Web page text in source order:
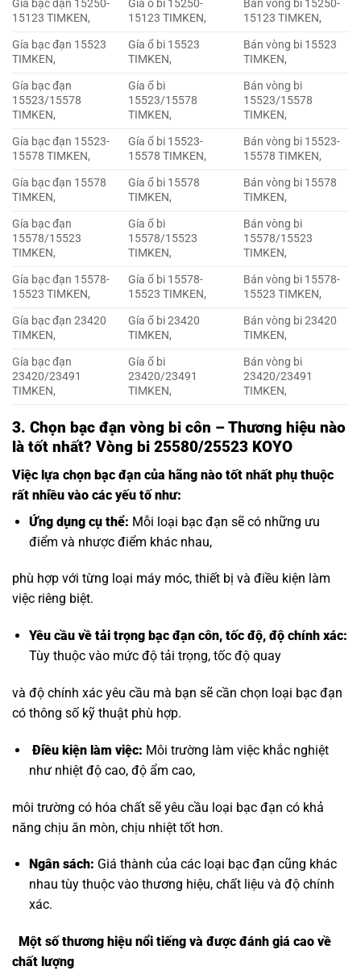
Gía bạc đạn 15250-
15123 TIMKEN,
Gía ổ bi 15250-
15123 TIMKEN,
Bán vòng bi 15250-
15123 TIMKEN,
Gía bạc đạn 15523
TIMKEN,
Gía ổ bi 15523
TIMKEN,
Bán vòng bi 15523
TIMKEN,
Gía bạc đạn
15523/15578
TIMKEN,
Gía ổ bi
15523/15578
TIMKEN,
Bán vòng bi
15523/15578
TIMKEN,
Gía bạc đạn 15523-
15578 TIMKEN,
Gía ổ bi 15523-
15578 TIMKEN,
Bán vòng bi 15523-
15578 TIMKEN,
Gía bạc đạn 15578
TIMKEN,
Gía ổ bi 15578
TIMKEN,
Bán vòng bi 15578
TIMKEN,
Gía bạc đạn
15578/15523
TIMKEN,
Gía ổ bi
15578/15523
TIMKEN,
Bán vòng bi
15578/15523
TIMKEN,
Gía bạc đạn 15578-
15523 TIMKEN,
Gía ổ bi 15578-
15523 TIMKEN,
Bán vòng bi 15578-
15523 TIMKEN,
Gía bạc đạn 23420
TIMKEN,
Gía ổ bi 23420
TIMKEN,
Bán vòng bi 23420
TIMKEN,
Gía bạc đạn
23420/23491
TIMKEN,
Gía ổ bi
23420/23491
TIMKEN,
Bán vòng bi
23420/23491
TIMKEN,
3. Chọn bạc đạn vòng bi côn – Thương hiệu nào
là tốt nhất? Vòng bi 25580/25523 KOYO
Việc lựa chọn bạc đạn của hãng nào tốt nhất phụ thuộc
rất nhiều vào các yếu tố như:
Ứng dụng cụ thể: Mỗi loại bạc đạn sẽ có những ưu
điểm và nhược điểm khác nhau,
phù hợp với từng loại máy móc, thiết bị và điều kiện làm
việc riêng biệt.
Yêu cầu vềtải trọng bạc đạn côn, tốc độ, độ chính xác:
Tùy thuộc vào mức độ tải trọng, tốc độ quay
và độ chính xác yêu cầu mà bạn sẽ cần chọn loại bạc đạn
có thông số kỹ thuật phù hợp.
Điều kiện làm việc: Môi trường làm việc khắc nghiệt
như nhiệt độ cao, độ ẩm cao,
môi trường có hóa chất sẽ yêu cầu loại bạc đạn có khả
năng chịu ăn mòn, chịu nhiệt tốt hơn.
Ngân sách: Giá thành của các loại bạc đạn cũng khác
nhau tùy thuộc vào thương hiệu, chất liệu và độ chính
xác.
Một số thương hiệu nổi tiếng và được đánh giá cao về
chất lượng